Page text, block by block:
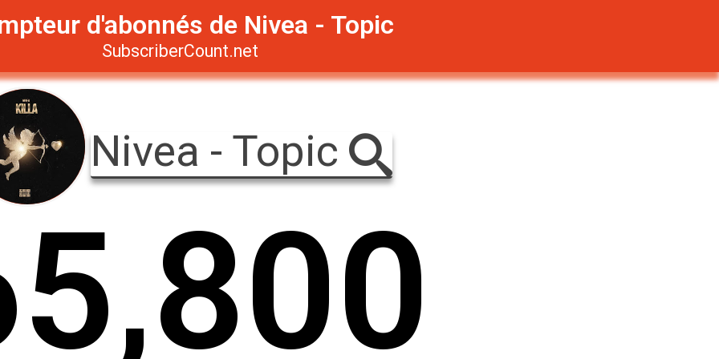
d'abonnés de Nivea - Topic
SubscriberCount.net
Nivea - Topic
5,800